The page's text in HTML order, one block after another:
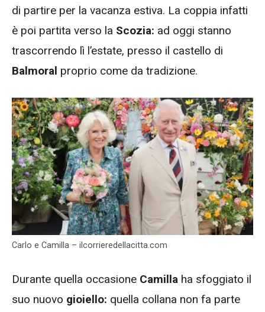
di partire per la vacanza estiva. La coppia infatti
è poi partita verso la Scozia: ad oggi stanno
trascorrendo lì l’estate, presso il castello di
Balmoral proprio come da tradizione.
Carlo e Camilla – ilcorrieredellacitta.com
Durante quella occasione Camilla ha sfoggiato il
suo nuovo gioiello: quella collana non fa parte